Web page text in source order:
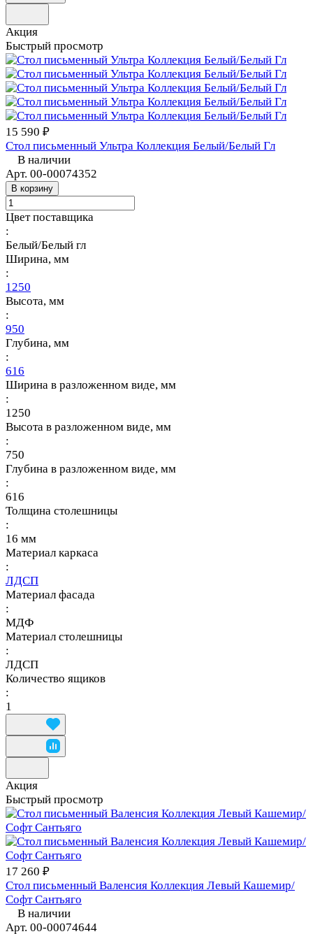
Акция
Быстрый просмотр
15 590 ₽
Стол письменный Ультра Коллекция Белый/Белый Гл
В наличии
Арт. 00-00074352
В корзину
Цвет поставщика
:
Белый/Белый гл
Ширина, мм
:
1250
Высота, мм
:
950
Глубина, мм
:
616
Ширина в разложенном виде, мм
:
1250
Высота в разложенном виде, мм
:
750
Глубина в разложенном виде, мм
:
616
Толщина столешницы
:
16 мм
Материал каркаса
:
ЛДСП
Материал фасада
:
МДФ
Материал столешницы
:
ЛДСП
Количество ящиков
:
1
Акция
Быстрый просмотр
17 260 ₽
Стол письменный Валенсия Коллекция Левый Кашемир/
Софт Сантьяго
В наличии
Арт. 00-00074644